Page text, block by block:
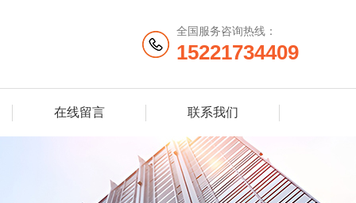
全国服务咨询热线：
15221734409
在线留言 联系我们